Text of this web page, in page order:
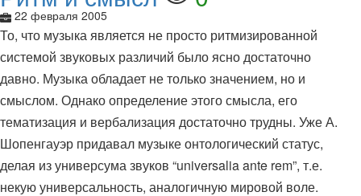
22 февраля 2005
То, что музыка является не просто ритмизированной
системой звуковых различий было ясно достаточно
давно. Музыка обладает не только значением, но и
смыслом. Однако определение этого смысла, его
тематизация и вербализация достаточно трудны. Уже А.
Шопенгауэр придавал музыке онтологический статус,
делая из универсума звуков “universalia ante rem”, т.е.
некую универсальность, аналогичную мировой воле.